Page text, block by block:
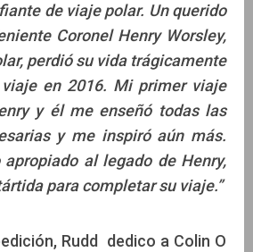
de viaje polar. Un querido
Coronel Henry Worsley,
perdió su vida trágicamente
en 2016. Mi primer viaje
y él me enseñó todas las
y me inspiró aún más.
al legado de Henry,
para completar su viaje.”
Rudd dedico a Colin O